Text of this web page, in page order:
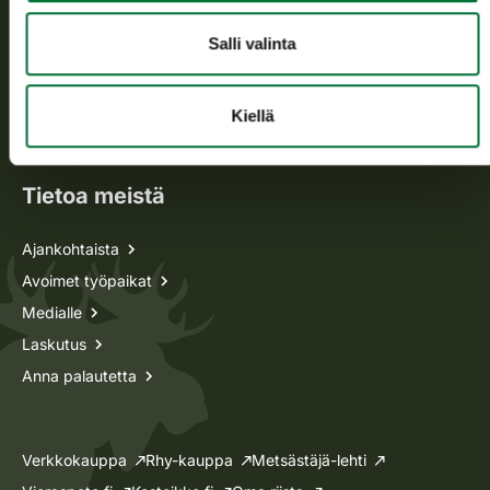
Salli valinta
Kiellä
Kaikki yhteystiedot
Metsästyskortti-asiat
Tietoa meistä
Ajankohtaista
Avoimet työpaikat
Medialle
Laskutus
Anna palautetta
Verkkokauppa Rhy-kauppa
Metsästäjä-lehti